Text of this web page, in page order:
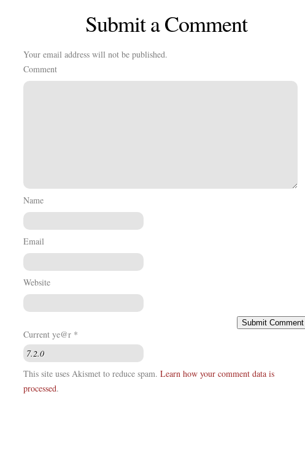
Submit a Comment
Your email address will not be published.
Comment
Name
Email
Website
Current ye@r *
This site uses Akismet to reduce spam. Learn how your comment data is
processed.